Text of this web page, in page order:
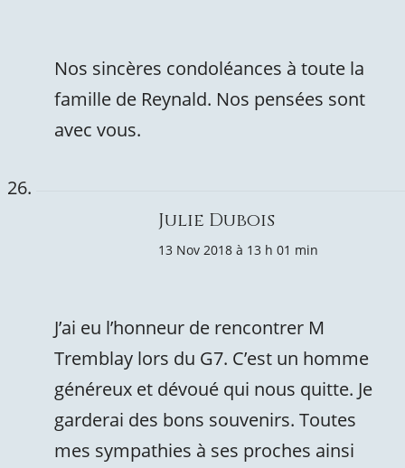
Nos sincères condoléances à toute la
famille de Reynald. Nos pensées sont
avec vous.
Julie Dubois
13 Nov 2018 à 13 h 01 min
J’ai eu l’honneur de rencontrer M
Tremblay lors du G7. C’est un homme
généreux et dévoué qui nous quitte. Je
garderai des bons souvenirs. Toutes
mes sympathies à ses proches ainsi